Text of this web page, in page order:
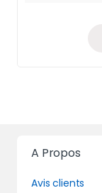
A Propos
Avis clients